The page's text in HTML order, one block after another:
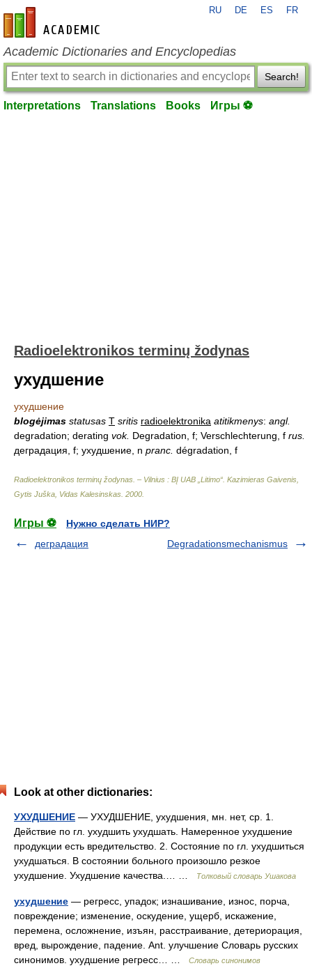
en-academic.com
RU DE ES FR
Academic Dictionaries and Encyclopedias
Search!
Interpretations Translations Books Игры ⚽
Radioelektronikos terminų žodynas
ухудшение
ухудшение
blogėjimas statusas T sritis radioelektronika atitikmenys: angl.
degradation; derating vok. Degradation, f; Verschlechterung, f rus.
деградация, f; ухудшение, n pranc. dégradation, f
Radioelektronikos terminų žodynas. – Vilnius : BĮ UAB „Litimo“ Kazimieras Gaivenis,
Gytis Juška, Vidas Kalesinskas 2000
Игры ⚽
Нужно сделать НИР?
деградация
Degradationsmechanismus
Look at other dictionaries:
УХУДШЕНИЕ — УХУДШЕНИЕ, ухудшения, мн. нет, ср. 1.
Действие по гл. ухудшить ухудшать. Намеренное ухудшение
продукции есть вредительство. 2. Состояние по гл. ухудшиться
ухудшаться. В состоянии больного произошло резкое
ухудшение. Ухудшение качества.… …
Толковый словарь Ушакова
ухудшение — регресс, упадок; изнашивание, износ, порча,
повреждение; изменение, оскудение, ущерб, искажение,
перемена, осложнение, изъян, расстраивание, детериорация,
вред, вырождение, падение. Ant. улучшение Словарь русских
синонимов. ухудшение регресс… …
Словарь синонимов